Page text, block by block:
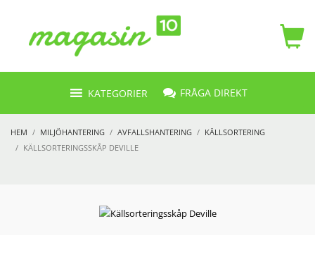
KATEGORIER FRÅGA DIREKT
HEM MILJÖHANTERING AVFALLSHANTERING
KÄLLSORTERING
KÄLLSORTERINGSSKÅP DEVILLE